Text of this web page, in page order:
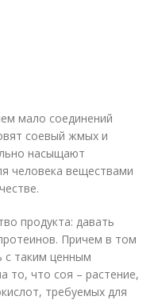
мало соединений
соевый жмых и
насыщают
человека веществами
продукта: давать
Причем в том
с таким ценным
то, что соя – растение,
требуемых для